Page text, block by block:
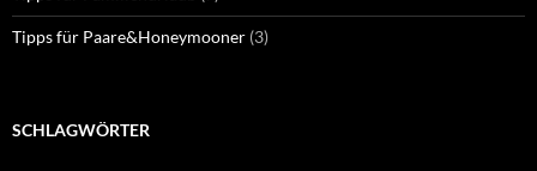
Tipps für Paare&Honeymooner (3)
SCHLAGWÖRTER